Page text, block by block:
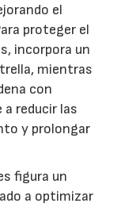
el
proteger el
incorpora un
mientras
con
reducir las
y prolongar
figura un
a optimizar